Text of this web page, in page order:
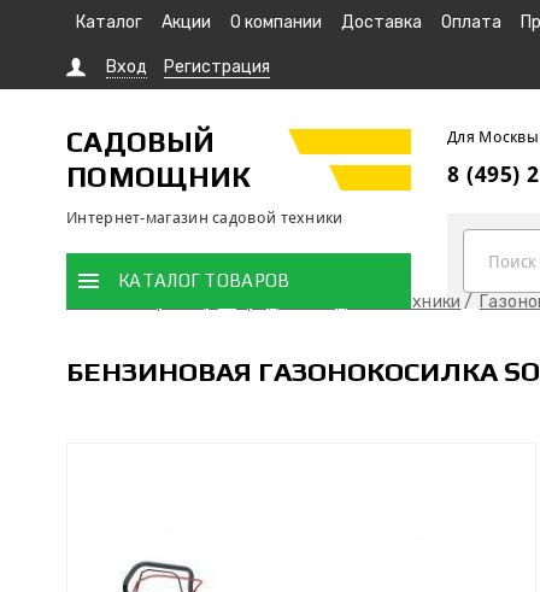
Каталог Акции О компании Доставка Оплата
Вход Регистрация
САДОВЫЙ
ПОМОЩНИК
Интернет-магазин садовой техники
Для Москвы
8 (495)
КАТАЛОГ ТОВАРОВ
Продажа садовой техники
БЕНЗИНОВАЯ ГАЗОНОКОСИЛКА